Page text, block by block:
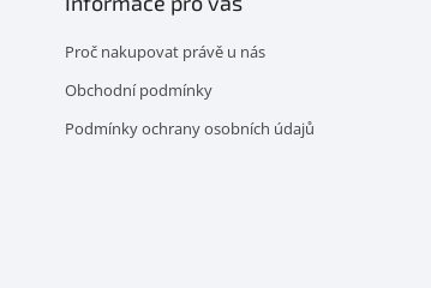
Proč nakupovat právě u nás
Obchodní podmínky
Podmínky ochrany osobních údajů